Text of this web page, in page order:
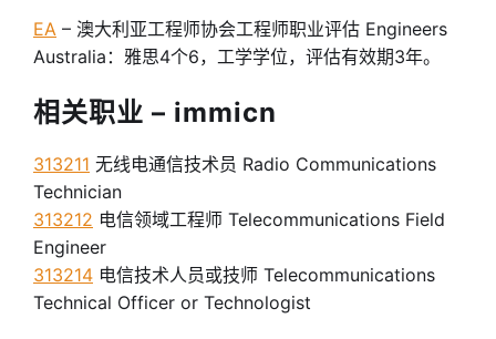
EA – 澳大利亚工程师协会工程师职业评估 Engineers
Australia：雅思4个6，工学学位，评估有效期3年。
相关职业 – immicn
313211 无线电通信技术员 Radio Communications
Technician
313212 电信领域工程师 Telecommunications Field
Engineer
313214 电信技术人员或技师 Telecommunications
Technical Officer or Technologist